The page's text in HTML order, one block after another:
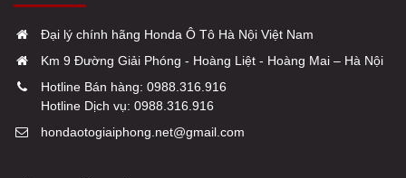
Đại lý chính hãng Honda Ô Tô Hà Nội Việt Nam
Km 9 Đường Giải Phóng - Hoàng Liệt - Hoàng Mai – Hà Nội
Hotline Bán hàng: 0988.316.916
Hotline Dịch vụ: 0988.316.916
hondaotogiaiphong.net@gmail.com